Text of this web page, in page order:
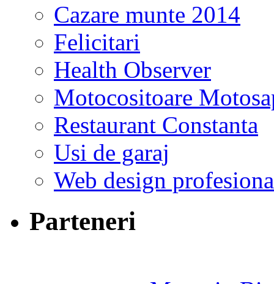
Cazare munte 2014
Felicitari
Health Observer
Motocositoare
Restaurant Constanta
Usi de garaj
Web design
Parteneri